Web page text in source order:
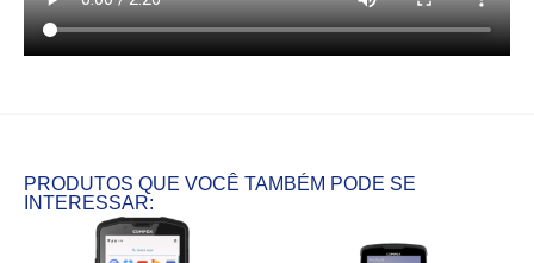
PRODUTOS QUE VOCÊ TAMBÉM PODE SE
INTERESSAR: